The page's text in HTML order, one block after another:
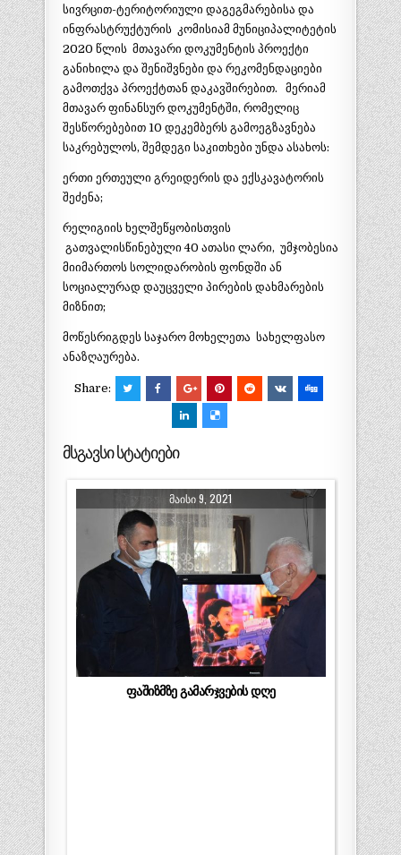
სივრცით-ტერიტორიული დაგეგმარებისა და
ინფრასტრუქტურის კომისიამ მუნიციპალიტეტის
2020 წლის მთავარი დოკუმენტის პროექტი
განიხილა და შენიშვნები და რეკომენდაციები
გამოთქვა პროექტთან დაკავშირებით. მერიამ
მთავარ ფინანსურ დოკუმენტში, რომელიც
შესწორებებით 10 დეკემბერს გამოეგზავნება
საკრებულოს, შემდეგი საკითხები უნდა ასახოს:
ერთი ერთეული გრეიდერის და ექსკავატორის
შეძენა;
რელიგიის ხელშეწყობისთვის
გათვალისწინებული 40 ათასი ლარი, უმჯობესია
მიიმართოს სოლიდარობის ფონდში ან
სოციალურად დაუცველი პირების დახმარების
მიზნით;
მოწესრიგდეს საჯარო მოხელეთა სახელფასო
ანაზღაურება.
Share:
მსგავსი სტატიები
ᲛᲐᲘᲡᲘ 9, 2021
ფაშიზმზე გამარჯვების დღე